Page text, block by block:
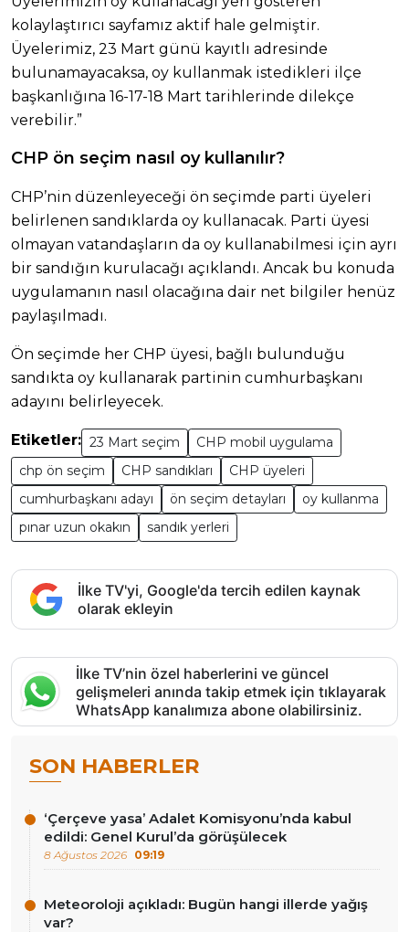
kolaylaştırıcı sayfamız aktif hale gelmiştir.
Üyelerimiz, 23 Mart günü kayıtlı adresinde
bulunamayacaksa, oy kullanmak istedikleri ilçe
başkanlığına 16-17-18 Mart tarihlerinde dilekçe
verebilir.”
CHP ön seçim nasıl oy kullanılır?
CHP’nin düzenleyeceği ön seçimde parti üyeleri
belirlenen sandıklarda oy kullanacak. Parti üyesi
olmayan vatandaşların da oy kullanabilmesi için ayrı
bir sandığın kurulacağı açıklandı. Ancak bu konuda
uygulamanın nasıl olacağına dair net bilgiler henüz
paylaşılmadı.
Ön seçimde her CHP üyesi, bağlı bulunduğu
sandıkta oy kullanarak partinin cumhurbaşkanı
adayını belirleyecek.
Etiketler: 23 Mart seçim
CHP mobil uygulama
chp ön seçim
CHP sandıkları
CHP üyeleri
cumhurbaşkanı adayı
ön seçim detayları
oy kullanma
pınar uzun okakın
sandık yerleri
İlke TV'yi, Google'da tercih edilen kaynak
olarak ekleyin
İlke TV’nin özel haberlerini ve güncel
gelişmeleri anında takip etmek için tıklayarak
WhatsApp kanalımıza abone olabilirsiniz.
SON HABERLER
‘Çerçeve yasa’ Adalet Komisyonu’nda kabul
edildi: Genel Kurul’da görüşülecek
8 Ağustos 2026 09:19
Meteoroloji açıkladı: Bugün hangi illerde yağış
var?